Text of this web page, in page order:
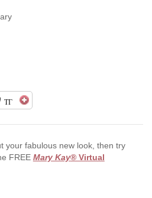
ТГ
your fabulous new look, then try
FREE Mary Kay® Virtual